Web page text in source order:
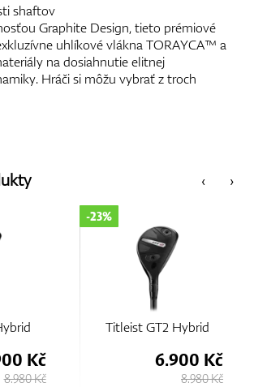
shaftov
Graphite Design, tieto prémiové
uhlíkové vlákna TORAYCA™ a
na dosiahnutie elitnej
Hráči si môžu vybrať z troch
‹ ›
Kč
8.980 Kč
Titleist GT2 Hybrid
-23%
6.900 Kč
8.980 Kč